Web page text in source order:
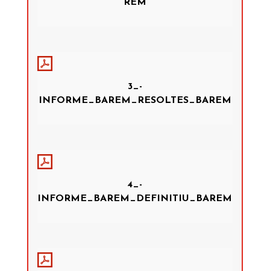
REM
3_-
INFORME_BAREM_RESOLTES_BAREM
4_-
INFORME_BAREM_DEFINITIU_BAREM